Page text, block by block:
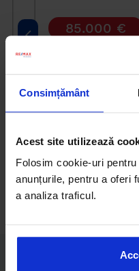
Consimțământ
Acest site utilizează
Folosim cookie-uri
anunțurile, pentru a oferi
a analiza traficul.
85.000 €